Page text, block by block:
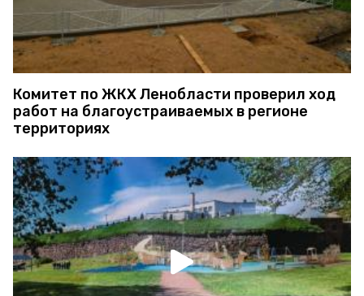
Комитет по ЖКХ Ленобласти проверил ход
работ на благоустраиваемых в регионе
территориях